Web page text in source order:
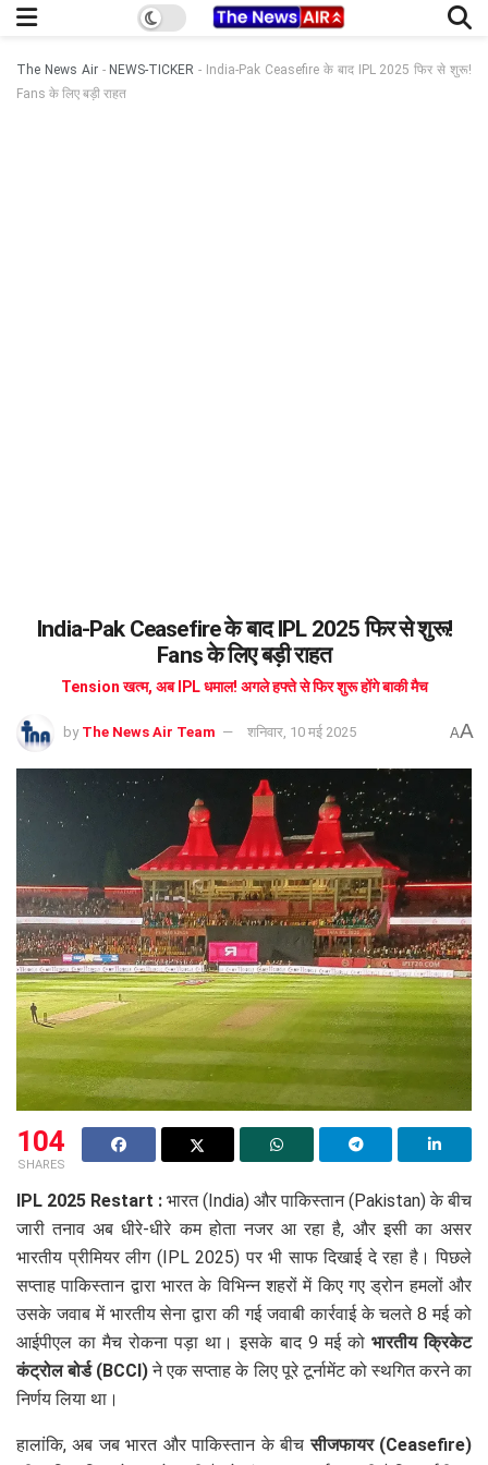
The News Air- NEWS-TICKER - India-Pak Ceasefire के बाद IPL 2025 फिर से शुरू!
Fans के लिए बड़ी राहत
India-Pak Ceasefire के बाद IPL 2025 फिर से शुरू!
Fans के लिए बड़ी राहत
Tension खत्म, अब IPL धमाल! अगले हफ्ते से फिर शुरू होंगे बाकी मैच
by The News Air Team शनिवार, 10 मई 2025 AA
104
SHARES
IPL 2025 Restart : भारत (India) और पाकिस्तान (Pakistan) के बीच
जारी तनाव अब धीरे-धीरे कम होता नजर आ रहा है, और इसी का असर
भारतीय प्रीमियर लीग (IPL 2025) पर भी साफ दिखाई दे रहा है। पिछले
सप्ताह पाकिस्तान द्वारा भारत के विभिन्न शहरों में किए गए ड्रोन हमलों और
उसके जवाब में भारतीय सेना द्वारा की गई जवाबी कार्रवाई के चलते 8 मई को
आईपीएल का मैच रोकना पड़ा था। इसके बाद 9 मई को भारतीय क्रिकेट
कंट्रोल बोर्ड (BCCI)ने एक सप्ताह के लिए पूरे टूर्नामेंट को स्थगित करने का
निर्णय लिया था।
हालांकि, अब जब भारत और पाकिस्तान के बीचसीजफायर (Ceasefire)